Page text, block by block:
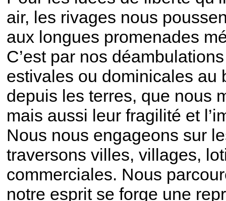
air, les rivages nous
aux longues promenades
C’est par nos
estivales ou dominicales au
depuis les terres, que nous
mais aussi leur fragilité et
Nous nous engageons sur
traversons villes, villages,
commerciales. Nous
notre esprit se forge une